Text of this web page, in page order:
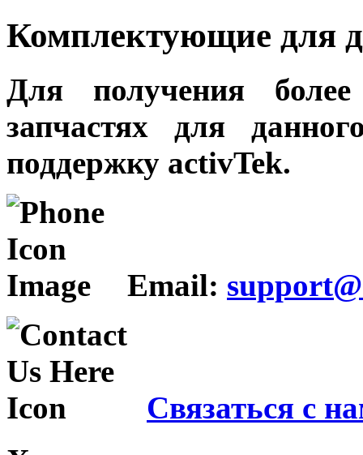
Комплектующие для
Для получения
запчастях для
поддержку activTek.
Email:
Связаться с